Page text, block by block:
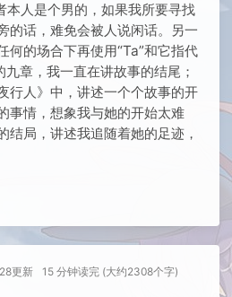
本人是个男的，如果我所要寻找
的话，难免会被人说闲话。另一
何的场合下再使用“Ta”和它指代
章，我一直在讲故事的结尾；
行人》中，讲述一个个故事的开
事情，想象我与她的开始太难
结局，讲述我追随着她的足迹，
更新 15 分钟读完 (大约2308个字)